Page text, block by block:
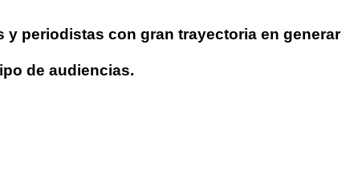
periodistas con gran trayectoria en generar
de audiencias.